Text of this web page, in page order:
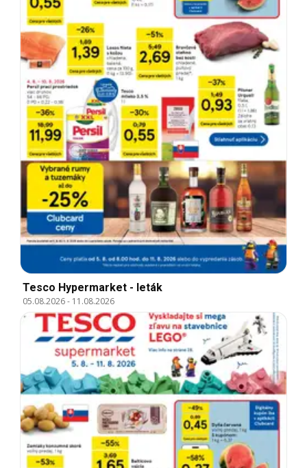
Tesco Hypermarket - leták
05.08.2026- 11.08.2026